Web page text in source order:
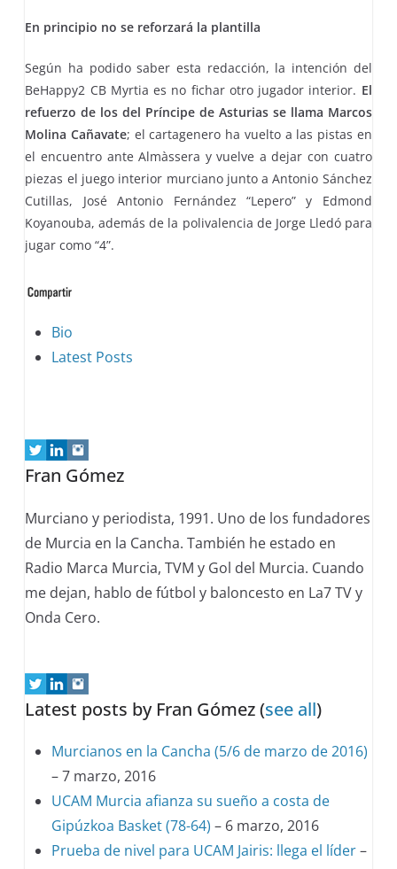
En principio no se reforzará la plantilla
Según ha podido saber esta redacción, la intención del
BeHappy2 CB Myrtia es no fichar otro jugador interior. El
refuerzo de los del Príncipe de Asturias se llama Marcos
Molina Cañavate; el cartagenero ha vuelto a las pistas en
el encuentro ante Almàssera y vuelve a dejar con cuatro
piezas el juego interior murciano junto a Antonio Sánchez
Cutillas, José Antonio Fernández “Lepero” y Edmond
Koyanouba, además de la polivalencia de Jorge Lledó para
jugar como “4”.
The
following
content
below.
Bio
Latest Posts
Fran Gómez
Murciano y periodista, 1991. Uno de los fundadores
de Murcia en la Cancha. También he estado en
Radio Marca Murcia, TVM y Gol del Murcia. Cuando
me dejan, hablo de fútbol y baloncesto en La7 TV y
Onda Cero.
Latest posts by Fran Gómez(see all)
Murcianos en la Cancha (5/6 de marzo de 2016)
– 7 marzo, 2016
UCAM Murcia afianza su sueño a costa de
Gipúzkoa Basket (78-64) – 6 marzo, 2016
Prueba de nivel para UCAM Jairis: llega el líder–